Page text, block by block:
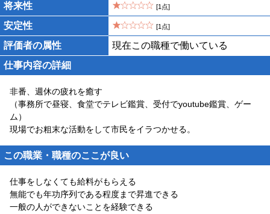
将来性 [1点]
安定性 [1点]
評価者の属性
現在この職種で働いている
仕事内容の詳細
非番、週休の疲れを癒す
（事務所で昼寝、食堂でテレビ鑑賞、受付でyoutube鑑賞、ゲー
ム）
現場でお粗末な活動をして市民をイラつかせる。
この職業・職種のここが良い
仕事をしなくても給料がもらえる
無能でも年功序列である程度まで昇進できる
一般の人ができないことを経験できる